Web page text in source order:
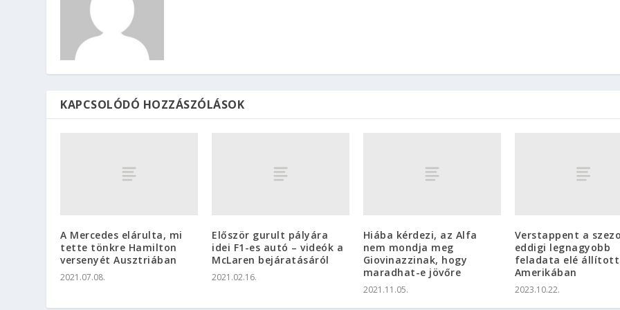
KAPCSOLÓDÓ HOZZÁSZÓLÁSOK
A Mercedes elárulta, mi
tette tönkre Hamilton
versenyét Ausztriában
2021.07.08.
Először gurult pályára
idei F1-es autó – videók a
McLaren bejáratásáról
2021.02.16.
Hiába kérdezi, az Alfa
nem mondja meg
Giovinazzinak, hogy
maradhat-e jövőre
2021.11.05.
Verstappent a
eddigi legnagyobb
feladata elé
Amerikában
2023.10.22.